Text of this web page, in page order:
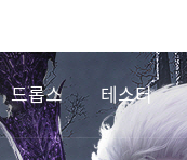
드롭스 테스터